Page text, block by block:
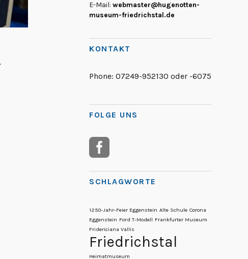
E-Mail: webmaster@hugenotten-
museum-friedrichstal.de
KONTAKT
Phone: 07249-952130 oder -6075
FOLGE UNS
SCHLAGWORTE
1250-Jahr-Feier Eggenstein Alte Schule Corona
Eggenstein Ford T-Modell Frankfurter Museum
Fridericiana Vallis
Friedrichstal
Heimatmuseum